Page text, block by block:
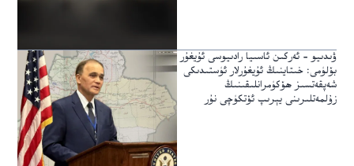
ۋىدىيو – ئەركىن ئاسىيا رادىيوسى ئۇيغۇر
بۆلۈمى: خىتاينىڭ ئۇيغۇرلار ئۈستىدىكى
شەپقەتسىز ھۆكۈمرانلىقىنىڭ
زۇلمەتلىرىنى يېرىپ ئۆتكۈچى نۇر